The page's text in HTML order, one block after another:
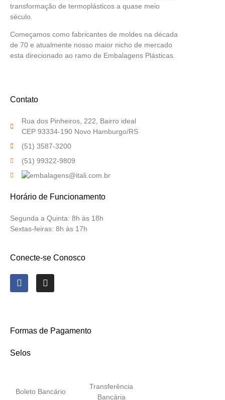
transformação de termoplásticos a quase meio
século.
Começamos como fabricantes de moldes na década
de 70 e atualmente nosso maior nicho de mercado
esta direcionado ao ramo de Embalagens Plásticas.
Contato
Rua dos Pinheiros, 222, Bairro ideal
CEP 93334-190 Novo Hamburgo/RS
(51) 3587-3200
(51) 99322-9809
Horário de Funcionamento
Segunda a Quinta: 8h às 18h
Sextas-feiras: 8h às 17h
Conecte-se Conosco
Formas de Pagamento
Selos
Boleto Bancário
Transferência
Bancária